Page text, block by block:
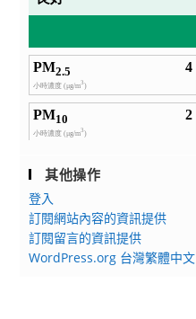
其他操作
登入
訂閱網站內容的資訊提供
訂閱留言的資訊提供
WordPress.org 台灣繁體中文